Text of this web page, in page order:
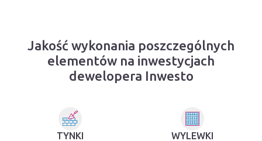
Jakość wykonania poszczególnych
elementów na inwestycjach
dewelopera Inwesto
TYNKI WYLEWKI